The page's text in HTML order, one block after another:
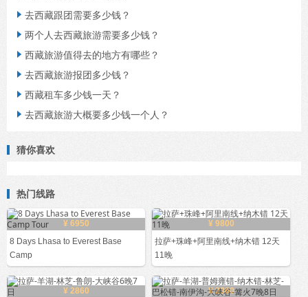
 去西藏跟团需要多少钱？
 两个人去西藏旅游需要多少钱？
 西藏旅游值得去的地方有哪些？
 去西藏旅游报团多少钱？
 西藏租车多少钱一天？
 去西藏旅游大概要多少钱一个人？
猜你喜欢
热门线路
¥ 6950
8 Days Lhasa to Everest Base
Camp
¥ 9800
拉萨+珠峰+阿里南线+纳木错 12天
11晚
¥ 2860
¥ 2360